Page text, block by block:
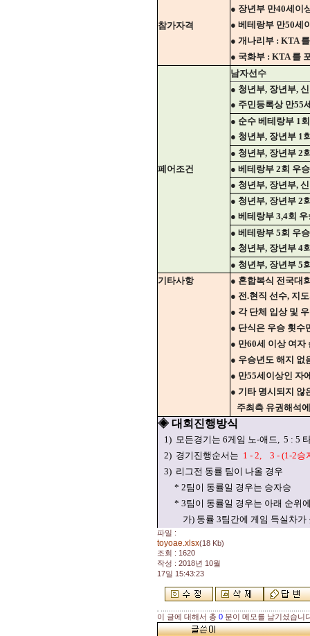
참가자격
● 장년부 만40세이
● 베테랑부 만50세
● 개나리부 : KTA
● 국화부 : KTA 를
페어조건
남자선수
● 청년부, 장년부,
● 주민등록상 만55
● 순수 베테랑부 1
● 청년부, 장년부 1
● 청년부, 장년부 2
● 베테랑부 2회 우
● 청년부, 장년부,
● 청년부, 장년부 2
● 베테랑부 3,4회
● 베테랑부 5회 우
● 청년부, 장년부 4
● 청년부, 장년부 5
기타사항
● 혼합복식 전국대
● 전.현직 선수, 지
● 각 단체 입상 및
● 단식은 우승 횟수
● 만60세 이상 여자
● 우승년도 해지 없
● 만55세이상인 자
● 기타 명시되지 않
주최측 유권해석
◈ 대회진행방식
1) 모든경기는 6게임 노-애드, 5 : 5
2) 경기진행순서는 1 - 2,
3 - (1-2승
3) 리그전 동률 팀이 나올 경우
* 2팀이 동률일 경우는 승자승
* 3팀이 동률일 경우는 아래 순위
가) 동률 3팀간에 게임 득실차가
파일 :
toyoae.xlsx(18 Kb)
조회 : 1620
작성 : 2018년 10월
17일 15:43:23
이 글에 대해서 총 0 분이 메모를 남기셨습니